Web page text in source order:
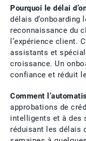
Pourquoi le délai
délais d’onboarding
reconnaissance du
l’expérience client.
assistants et
croissance. Un
confiance et réduit
Comment
approbations de
intelligents et à des
réduisant les délais